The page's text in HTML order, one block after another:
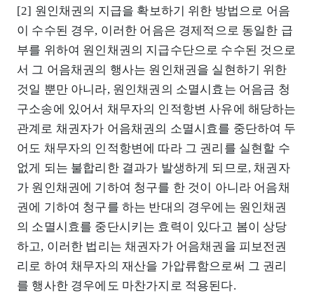
[2] 원인채권의 지급을 확보하기 위한 방법으로 어음
이 수수된 경우, 이러한 어음은 경제적으로 동일한 급
부를 위하여 원인채권의 지급수단으로 수수된 것으로
서 그 어음채권의 행사는 원인채권을 실현하기 위한
것일 뿐만 아니라, 원인채권의 소멸시효는 어음금 청
구소송에 있어서 채무자의 인적항변 사유에 해당하는
관계로 채권자가 어음채권의 소멸시효를 중단하여 두
어도 채무자의 인적항변에 따라 그 권리를 실현할 수
없게 되는 불합리한 결과가 발생하게 되므로, 채권자
가 원인채권에 기하여 청구를 한 것이 아니라 어음채
권에 기하여 청구를 하는 반대의 경우에는 원인채권
의 소멸시효를 중단시키는 효력이 있다고 봄이 상당
하고, 이러한 법리는 채권자가 어음채권을 피보전권
리로 하여 채무자의 재산을 가압류함으로써 그 권리
를 행사한 경우에도 마찬가지로 적용된다.